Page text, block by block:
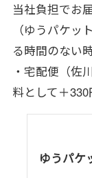
当社負担でお
（ゆうパケ
る時間のない
・宅配便（佐
料として＋330
ゆうパケ